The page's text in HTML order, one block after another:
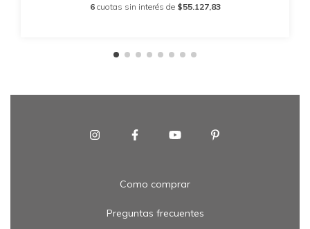
6 cuotas sin interés de $55.127,83
Como comprar
Preguntas frecuentes